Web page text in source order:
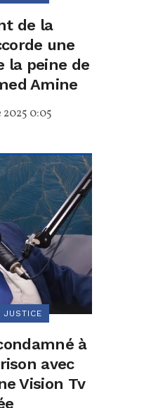
de la
une
la peine de
Amine
2025 0:05
JUSTICE
à
avec
Vision Tv